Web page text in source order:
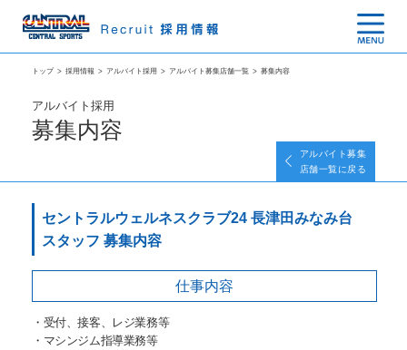
トップ > 採用情報 > アルバイト採用 > アルバイト募集店舗一覧 > 募集内容
アルバイト採用
募集内容
アルバイト募集
店舗一覧に戻る
セントラルウェルネスクラブ24 長津田みなみ台
スタッフ 募集内容
仕事内容
・受付、接客、レジ業務等
・マシンジム指導業務等